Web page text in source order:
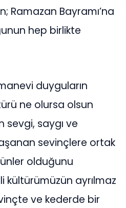
Ramazan Bayramı’na
hep birlikte
duyguların
ne olursa olsun
sevgi, saygı ve
sevinçlere ortak
olduğunu
kültürümüzün ayrılmaz
ve kederde bir